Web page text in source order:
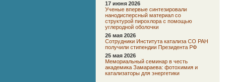
17 июня 2026
Ученые впервые синтезировали
нанодисперсный материал со
структурой пирохлора с помощью
углеродной оболочки
26 мая 2026
Сотрудники Института катализа СО РАН
получили стипендии Президента РФ
25 мая 2026
Мемориальный семинар в честь
академика Замараева: фотохимия и
катализаторы для энергетики